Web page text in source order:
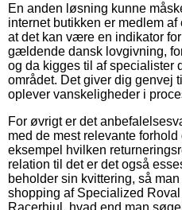
En anden løsning kunne
internet butikken er medlem
at det kan være en indikator
gældende dansk lovgivning,
og da kigges til af specialister
området. Det giver dig genvej
oplever vanskeligheder i
For øvrigt er det
med de mest relevante
eksempel hvilken
relation til det er det også
beholder sin kvittering, så
shopping af Specialized
Racerhjul, hvad end man